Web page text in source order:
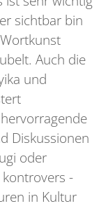
sichtbar bin
Auch die
und
Diskussionen
oder
-
in Kultur